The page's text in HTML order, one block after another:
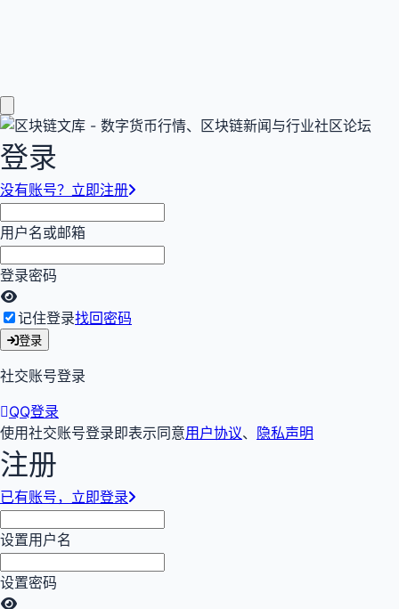
登录
没有账号？立即注册
用户名或邮箱
登录密码
记住登录找回密码
登录
社交账号登录
QQ登录
使用社交账号登录即表示同意用户协议、 隐私声明
注册
已有账号，立即登录
设置用户名
设置密码